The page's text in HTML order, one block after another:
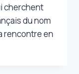
cherchent
du nom
rencontre en